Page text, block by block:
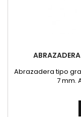
Abrazadera tipo
7 mm.